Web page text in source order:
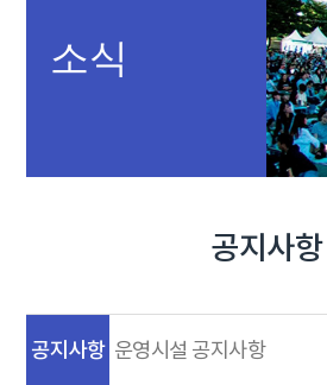
소식
공지사항
공지사항 운영시설 공지사항